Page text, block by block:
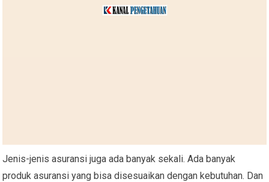
Jenis-jenis asuransi juga ada banyak sekali. Ada banyak
produk asuransi yang bisa disesuaikan dengan kebutuhan. Dan